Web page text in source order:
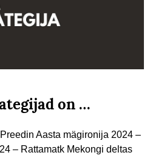
on …
Aasta mägironija 2024 –
– Rattamatk Mekongi deltas